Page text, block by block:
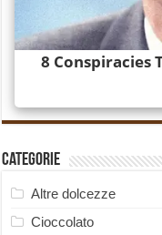
Categorie
Altre dolcezze
Cioccolato